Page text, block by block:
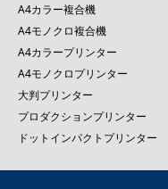
A4カラー複合機
A4モノクロ複合機
A4カラープリンター
A4モノクロプリンター
大判プリンター
プロダクションプリンター
ドットインパクトプリンター